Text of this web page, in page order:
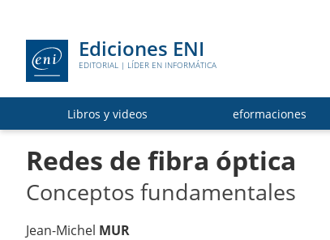
Ediciones ENI
EDITORIAL | LÍDER EN INFORMÁTICA
Libros y videos eformaciones
Redes de fibra óptica
Conceptos fundamentales
Jean-Michel MUR